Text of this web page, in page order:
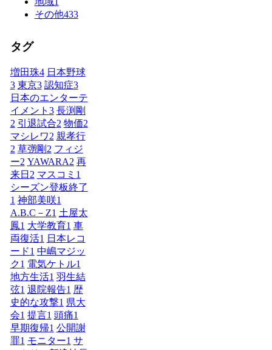
その他433
タグ
増田珠4 日本野球
3 東京3 認知症3
日本のエンターテ
イメント 3 長渕剛
2 引退試合2 物価2
マシレワ2 親孝行
2 草彅剛 2 フィジ
ー2 YAWARA2 再
来日 2 マスコミ 1
シーズン登板終了
1 神部美咲1
A.B.C－Z1 土屋太
鳳1 大学教育1 車
両復活1 日本レコ
ード1 中嶋マジッ
ク1 電気ケトル1
地方生活1 羽生結
弦1 退院報告1 歴
史的な攻撃1 県大
会1 提言1 頭痛1
早期復帰1 公開謝
罪1 モニター1 サ